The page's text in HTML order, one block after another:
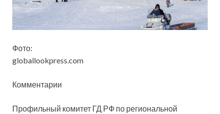
Фото:
globallookpress.com
Комментарии
Профильный комитет ГД РФ по региональной